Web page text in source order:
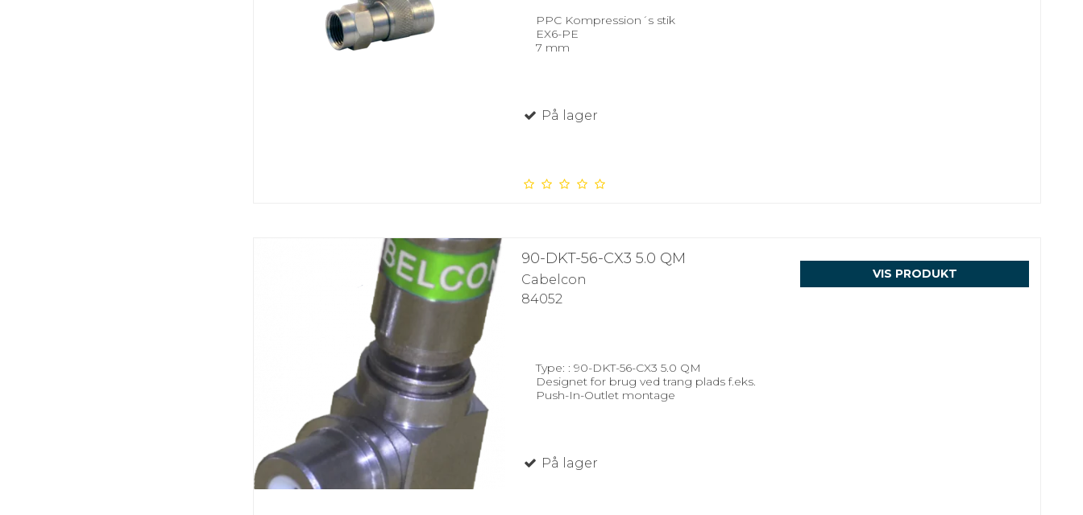
PPC Kompression´s stik
EX6-PE
7 mm
På lager
90-DKT-56-CX3 5.0 QM
Cabelcon
84052
Type: : 90-DKT-56-CX3 5.0 QM
Designet for brug ved trang plads f.eks.
Push-In-Outlet montage
På lager
VIS PRODUKT